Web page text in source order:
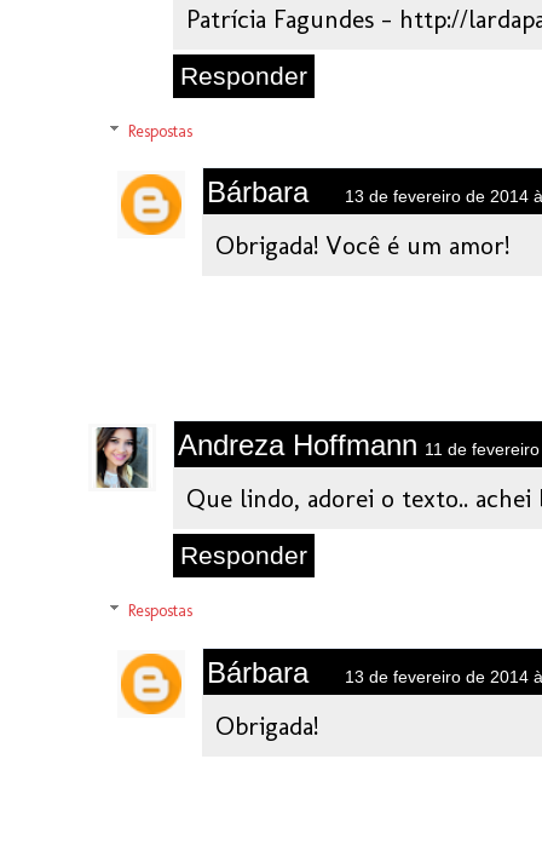
Patrícia Fagundes - http://
Responder
Respostas
Bárbara 13 de fevereiro de 2014
Obrigada! Você é um amor!
Andreza Hoffmann 11 de
Que lindo, adorei o texto..
Responder
Respostas
Bárbara 13 de fevereiro de 2014
Obrigada!